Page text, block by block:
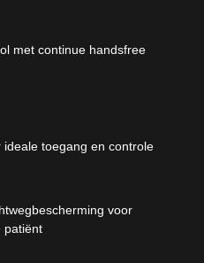
met continue handsfree
toegang en controle
voor
patiënt